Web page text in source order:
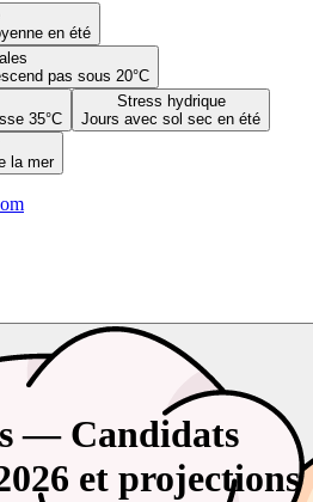
en été
pas sous 20°C
35°C
Stress hydrique
Jours avec sol sec en été
la mer
— Candidats
et projections